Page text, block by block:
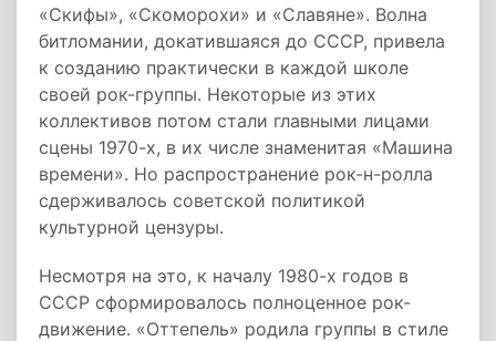
«Скифы», «Cкоморохи» и «Славяне». Волна
битломании, докатившаяся до СССР, привела
к созданию практически в каждой школе
своей рок-группы. Некоторые из этих
коллективов потом стали главными лицами
сцены 1970-х, в их числе знаменитая «Машина
времени». Но распространение рок-н-ролла
сдерживалось советской политикой
культурной цензуры.
Несмотря на это, к началу 1980-х годов в
СССР сформировалось полноценное рок-
движение. «Оттепель» родила группы в стиле